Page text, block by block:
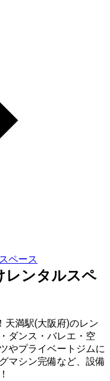
ペース
レンタルスペ
天満駅(大阪府)のレン
ダンス・バレエ・空
やプライベートジムに
マシン完備など、設備